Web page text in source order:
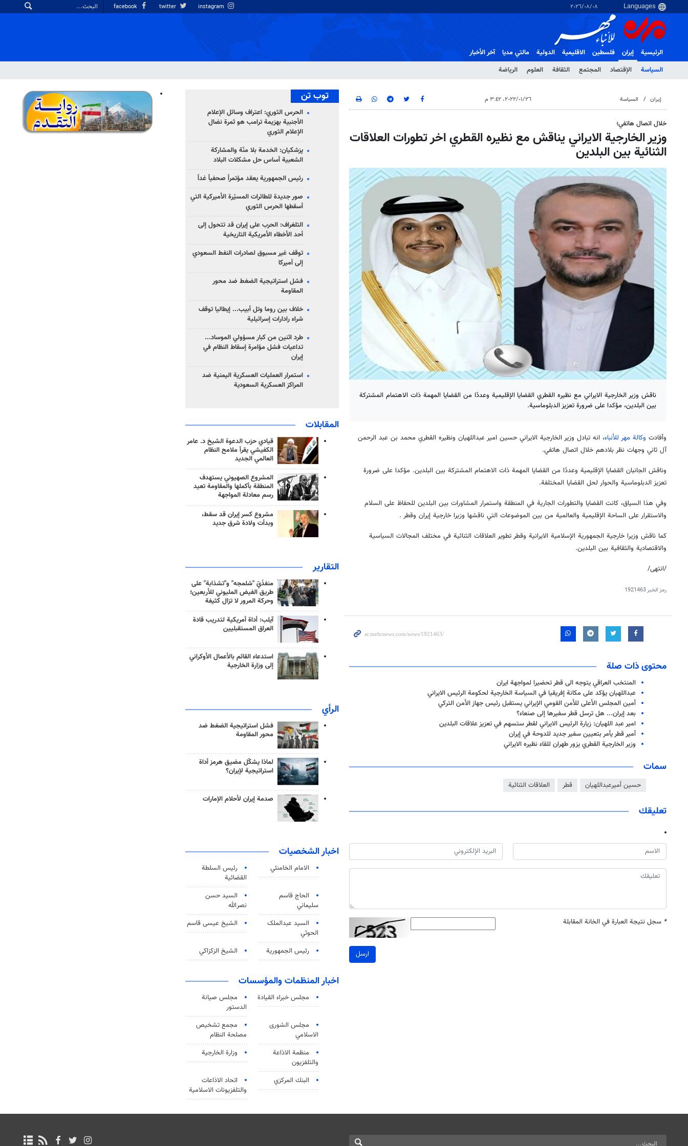
٠٨‏/٠٨‏/٢٠٢٦
الرئيسية
إيران
السياسة
الإقتصاد المجتمع الثقافة العلوم الرياضة
فلسطین الاقلیمیة الدولية مالتي مدیا آخر الأخبار
إيران السياسة ٢٦‏/٠١‏/٢٠٢٢، ٣:٤٢ م
خلال اتصال هاتفي؛
وزير الخارجية الايراني يناقش مع نظيره القطري اخر تطورات العلاقات
الثنائية بين البلدين
ناقش وزير الخارجية الايراني مع نظيره القطري القضايا الإقليمية وعددًا من القضايا المهمة ذات الاهتمام المشتركة
بين البلدين، مؤكدا على ضرورة تعزيز الدبلوماسية.
وأفادت وكالة مهر للأنباء، انه تبادل وزير الخارجية الايراني حسين امير عبداللهيان ونظيره القطري محمد بن عبد الرحمن
آل ثاني وجهات نظر بلادهم خلال اتصال هاتفي.
وناقش الجانبان القضايا الإقليمية وعددًا من القضايا المهمة ذات الاهتمام المشتركة بين البلدين. مؤكدا على ضرورة
تعزيز الدبلوماسية والحوار لحل القضايا المختلفة.
وفي هذا السياق، كانت القضايا والتطورات الجارية في المنطقة واستمرار المشاورات بين البلدين للحفاظ على السلام
والاستقرار على الساحة الإقليمية والعالمية من بين الموضوعات التي ناقشها وزيرا خارجية إيران وقطر .
كما ناقش وزيرا خارجية الجمهورية الإسلامية الايرانية وقطر تطوير العلاقات الثنائية في مختلف المجالات السياسية
والاقتصادية والثقافية بين البلدين.
/انتهى/
رمز الخبر1921463
محتوى ذات صلة
المنتخب العراقي يتوجه الى قطر تحضيرا لمواجهة ايران
عبداللهيان يؤكد على مكانة إفريقيا في السياسة الخارجية لحكومة الرئيس الايراني
أمين المجلس الأعلى للأمن القومي الإيراني يستقبل رئيس جهاز الأمن التركي
بعد إيران... هل ترسل قطر سفيرها إلى صنعاء؟
امير عبد اللهيان: زيارة الرئيس الايراني لقطر ستسهم في تعزيز علاقات البلدين
أمير قطر يأمر بتعيين سفير جديد للدوحة في إيران
وزير الخارجية القطري يزور طهران للقاء نظيره الايراني
سمات
حسين أميرعبداللهيان قطر العلاقات الثنائية
تعليقك
* سجل نتيجة العبارة في الخانة المقابلة
ارسل
توب تن
الحرس الثوري: اعتراف وسائل الإعلام
الأجنبية بهزيمة ترامب هو ثمرة نضال
الإعلام الثوري
پزشکیان: الخدمة بلا منّة والمشاركة
الشعبية أساس حل مشكلات البلاد
رئيس الجمهورية يعقد مؤتمراً صحفياً غداً
صور جديدة للطائرات المسيّرة الأميركية التي
أسقطها الحرس الثوري
التلغراف: الحرب على إيران قد تتحول إلى
أحد الأخطاء الأمريكية التاريخية
توقف غير مسبوق لصادرات النفط السعودي
إلى أميركا
فشل استراتيجية الضغط ضد محور
المقاومة
خلاف بين روما وتل أبيب... إيطاليا توقف
شراء رادارات إسرائيلية
طرد اثنين من كبار مسؤولي الموساد...
تداعيات فشل مؤامرة إسقاط النظام في
إيران
استمرار العمليات العسكرية اليمنية ضد
المراكز العسكرية السعودية
المقابلات
قيادي حزب الدعوة الشيخ د. عامر
الكفيشي يقرأ ملامح النظام
العالمي الجديد
المشروع الصهيوني يستهدف
المنطقة بأكملها والمقاومة تعيد
رسم معادلة المواجهة
مشروع كسر إيران قد سقط،
وبدأت ولادة شرق جديد
التقارير
منفذَيّ "شلمجه" و"تشذابة" على
طريق الفيض المليوني للأربعين؛
وحركة المرور لا تزال كثيفة
آيلب: أداة أمريكية لتدريب قادة
العراق المستقبليين
استدعاء القائم بالأعمال الأوكراني
إلى وزارة الخارجية
الرأي
فشل استراتيجية الضغط ضد
محور المقاومة
لماذا يشكّل مضيق هرمز أداة
استراتيجية لإيران؟
صدمة إيران لأحلام الإمارات
اخبار الشخصيات
الامام الخامنئي
رئیس السلطة
القضائیة
الحاج قاسم
سليماني
السيد حسن
نصرالله
السید عبدالملک
الحوثي
الشيخ عيسى قاسم
رئيس الجمهورية الشيخ الزكزاكي
اخبار المنظمات والمؤسسات
مجلس خبراء القيادة
مجلس صيانة
الدستور
مجلس الشورى
الاسلامي
مجمع تشخيص
مصلحة النظام
منظمة الاذاعة
والتلفزیون
وزارة الخارجية
البنك المركزي
اتحاد الاذاعات
والتلفزيونات الاسلامية